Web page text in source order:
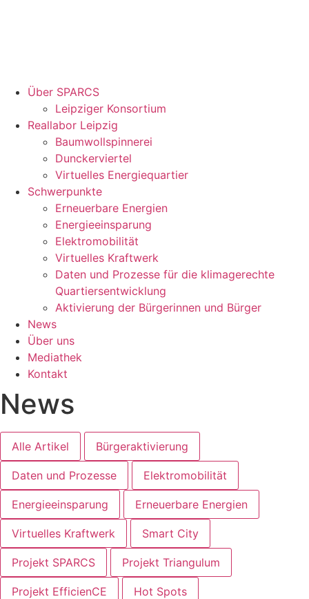
Über SPARCS
Leipziger Konsortium
Reallabor Leipzig
Baumwollspinnerei
Dunckerviertel
Virtuelles Energiequartier
Schwerpunkte
Erneuerbare Energien
Energieeinsparung
Elektromobilität
Virtuelles Kraftwerk
Daten und Prozesse für die klimagerechte
Quartiersentwicklung
Aktivierung der Bürgerinnen und Bürger
News
Über uns
Mediathek
Kontakt
News
Alle Artikel Bürgeraktivierung
Daten und Prozesse Elektromobilität
Energieeinsparung Erneuerbare Energien
Virtuelles Kraftwerk Smart City
Projekt SPARCS Projekt Triangulum
Projekt EfficienCE Hot Spots